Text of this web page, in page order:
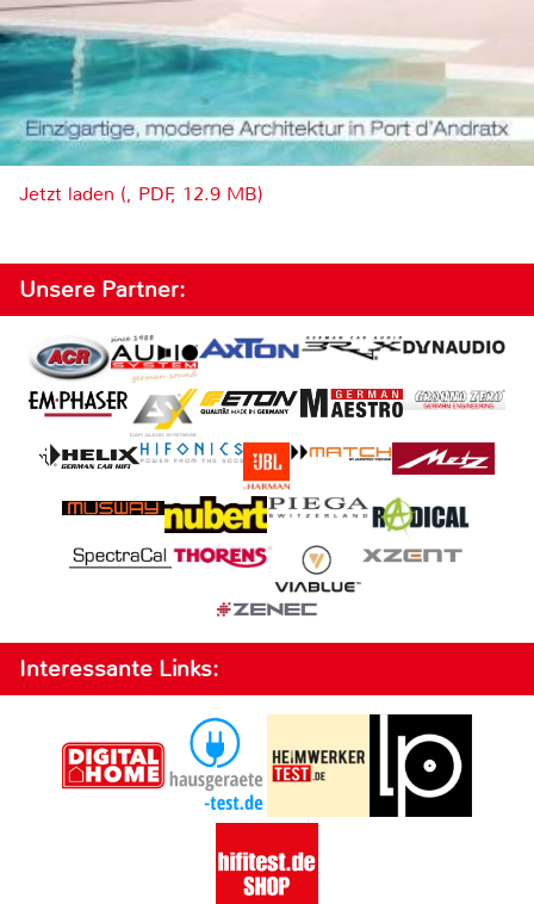
Jetzt laden (, PDF, 12.9 MB)
Unsere Partner:
Interessante Links: